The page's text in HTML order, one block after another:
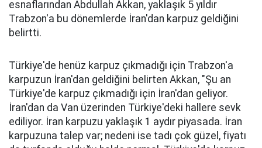
esnaflarından Abdullah Akkan, yaklaşık 5 yıldır
Trabzon'a bu dönemlerde İran'dan karpuz geldiğini
belirtti.
Türkiye'de henüz karpuz çıkmadığı için Trabzon'a
karpuzun İran'dan geldiğini belirten Akkan, "Şu an
Türkiye'de karpuz çıkmadığı için İran'dan geliyor.
İran'dan da Van üzerinden Türkiye'deki hallere sevk
ediliyor. İran karpuzu yaklaşık 1 aydır piyasada. İran
karpuzuna talep var; nedeni ise tadı çok güzel, fiyatı